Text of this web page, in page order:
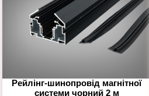
Рейлінг-шинопровід магнітної
системи чорний 2 м